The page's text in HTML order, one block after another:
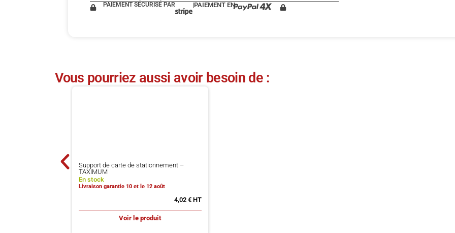
PAIEMENT SÉCURISÉ PAR |PAIEMENT EN
Vous pourriez aussi avoir besoin de :
Support de carte de stationnement –
TAXIMUM
En stock
Livraison garantie 10 et le 12 août
4,02 €
Voir le produit